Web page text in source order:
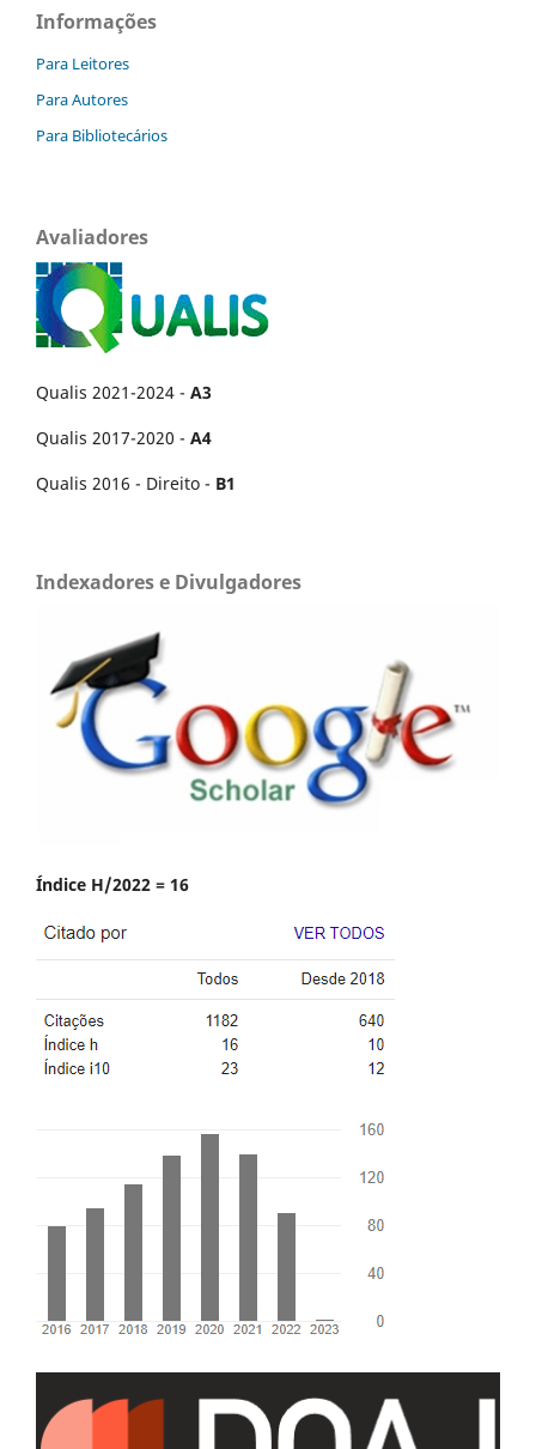
Informações
Para Leitores
Para Autores
Para Bibliotecários
Avaliadores
Qualis 2021-2024 - A3
Qualis 2017-2020 - A4
Qualis 2016 - Direito - B1
Indexadores e Divulgadores
Índice H/2022 = 16